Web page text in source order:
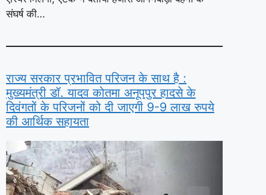
संघर्ष की…
राज्य सरकार प्रभावित परिजन के साथ है :
मुख्यमंत्री डॉ. यादव कोतमा अनूपपुर हादसे के
दिवंगतों के परिजनों को दी जाएगी 9-9 लाख रुपये
की आर्थिक सहायता